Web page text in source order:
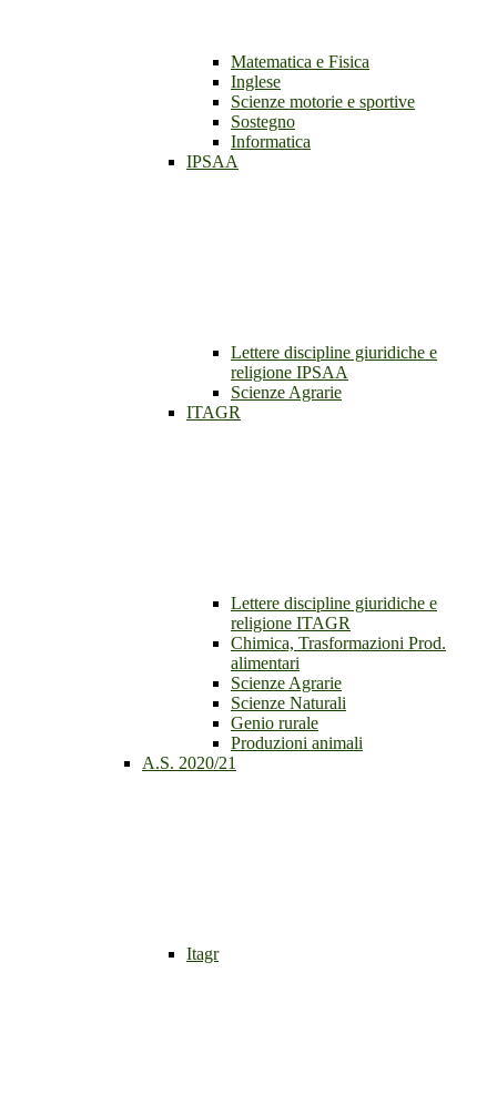
Matematica e Fisica
Inglese
Scienze motorie e sportive
Sostegno
Informatica
IPSAA
Lettere discipline giuridiche e
religione IPSAA
Scienze Agrarie
ITAGR
Lettere discipline giuridiche e
religione ITAGR
Chimica, Trasformazioni Prod.
alimentari
Scienze Agrarie
Scienze Naturali
Genio rurale
Produzioni animali
A.S. 2020/21
Itagr